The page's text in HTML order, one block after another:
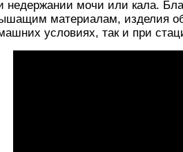
недержании мочи или кала.
материалам, изделия
условиях, так и при